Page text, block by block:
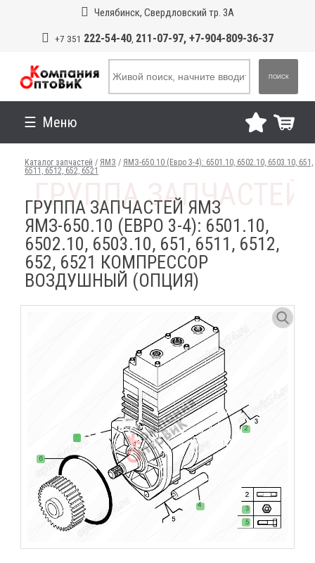
Челябинск, Свердловский тр. 3А
+7 351 222-54-40, 211-07-97, +7-904-809-36-37
ПОИСК
Меню
Каталог запчастей / ЯМЗ / ЯМЗ-650.10 (Евро 3-4): 6501.10, 6502.10, 6503.10, 651,
6511, 6512, 652, 6521
ГРУППА ЗАПЧАСТЕЙ ЯМЗ
ЯМЗ-650.10 (ЕВРО 3-4): 6501.10,
6502.10, 6503.10, 651, 6511, 6512,
652, 6521 КОМПРЕССОР
ВОЗДУШНЫЙ (ОПЦИЯ)